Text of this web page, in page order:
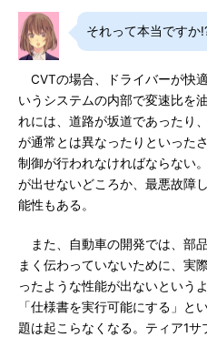
それって本当ですか
CVTの場合、ドライバーが快
いうシステムの内部で変速比を
れには、道路が坂道であったり
が通常とは異なったりといった
制御が行われなければならない
が出せないどころか、最悪故障
能性もある。
また、自動車の開発では、部
まく伝わっていないために、実
ったような性能が出ないという
「仕様書を実行可能にする」と
題は起こらなくなる。ティア1